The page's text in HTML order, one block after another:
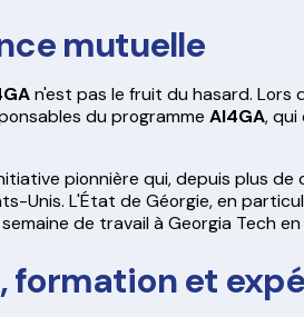
mutuelle
n'est pas le fruit du hasard. Lors
du programmeAI4GA, qui
pionnière qui, depuis plus
Unis. L'État de Géorgie, en
de travail à Georgia Tech
formation et